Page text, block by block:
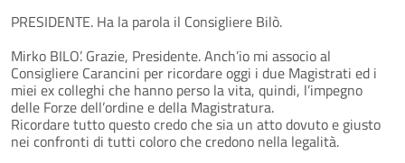
PRESIDENTE. Ha la parola il Consigliere Bilò.
Mirko BILO’. Grazie, Presidente. Anch’io mi associo al
Consigliere Carancini per ricordare oggi i due Magistrati ed i
miei ex colleghi che hanno perso la vita, quindi, l’impegno
delle Forze dell’ordine e della Magistratura.
Ricordare tutto questo credo che sia un atto dovuto e giusto
nei confronti di tutti coloro che credono nella legalità.